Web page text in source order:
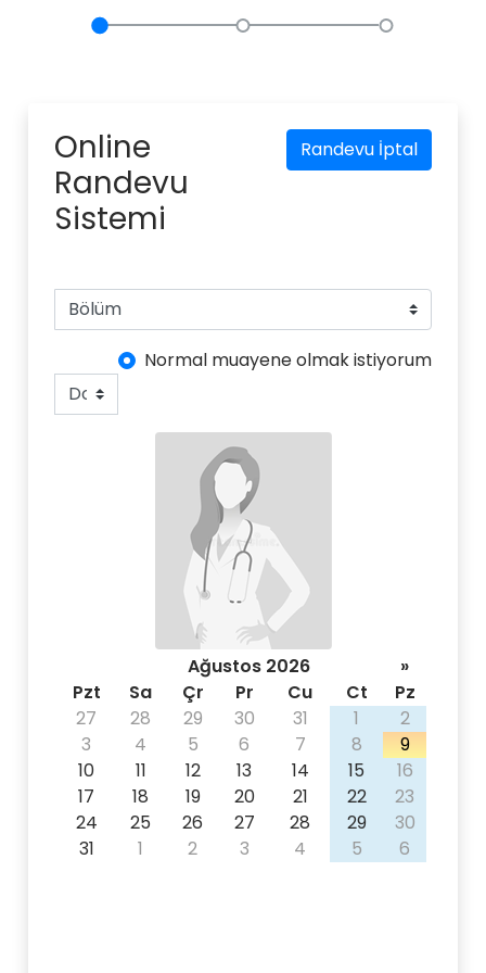
Randevu İptal
Online
Randevu
Sistemi
Normal muayene olmak istiyorum
Ağustos 2026
»
Pzt
Sa Çr Pr Cu Ct
Pz
27
28 29 30 31 1
2
3
4 5 6 7 8
9
10
11 12 13 14 15
16
17
18 19 20 21 22
23
24
25 26 27 28 29
30
31
1 2 3 4 5 6